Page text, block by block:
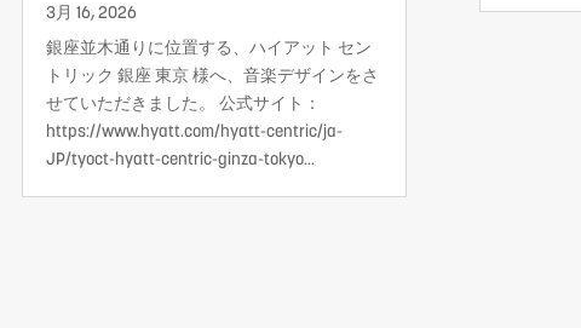
3月 16, 2026
銀座並木通りに位置する、ハイアット セン
トリック 銀座 東京 様へ、音楽デザインをさ
せていただきました。 公式サイト：
https://www.hyatt.com/hyatt-centric/ja-
JP/tyoct-hyatt-centric-ginza-tokyo...